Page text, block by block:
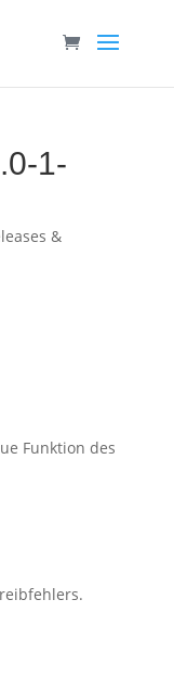
1-
&
Funktion des